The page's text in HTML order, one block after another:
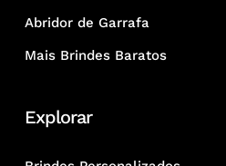
Abridor de Garrafa
Mais Brindes Baratos
Explorar